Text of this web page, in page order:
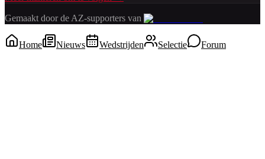
Gemaakt door de AZ-supporters van
Home Nieuws Wedstrijden Selectie Forum